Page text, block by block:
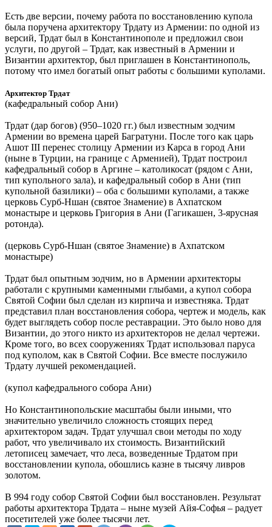
Есть две версии, почему работа по восстановлению купола
была поручена архитектору Трдату из Армении: по одной из
версий, Трдат был в Константинополе и предложил свои
услуги, по другой – Трдат, как известный в Армении и
Византии архитектор, был приглашен в Константинополь,
потому что имел богатый опыт работы с большими куполами.
Архитектор Трдат
(кафедральный собор Ани)
Трдат (дар богов) (950–1020 гг.) был известным зодчим
Армении во времена царей Багратуни. После того как царь
Ашот III перенес столицу Армении из Карса в город Ани
(ныне в Турции, на границе с Арменией), Трдат построил
кафедральный собор в Аргине – католикосат (рядом с Ани,
тип купольного зала), и кафедральный собор в Ани (тип
купольной базилики) – оба с большими куполами, а также
церковь Сурб-Ншан (святое Знамение) в Ахпатском
монастыре и церковь Григория в Ани (Гагикашен, 3-ярусная
ротонда).
(церковь Сурб-Ншан (святое Знамение) в Ахпатском
монастыре)
Трдат был опытным зодчим, но в Армении архитекторы
работали с крупными каменными глыбами, а купол собора
Святой Софии был сделан из кирпича и известняка. Трдат
представил план восстановления собора, чертеж и модель, как
будет выглядеть собор после реставрации. Это было ново для
Византии, до этого никто из архитекторов не делал чертежи.
Кроме того, во всех сооружениях Трдат использовал паруса
под куполом, как в Святой Софии. Все вместе послужило
Трдату лучшей рекомендацией.
(купол кафедрального собора Ани)
Но Константинопольские масштабы были иными, что
значительно увеличило сложность стоящих перед
архитектором задач. Трдат улучшал свои методы по ходу
работ, что увеличивало их стоимость. Византийский
летописец замечает, что леса, возведенные Трдатом при
восстановлении купола, обошлись казне в тысячу ливров
золотом.
В 994 году собор Святой Софии был восстановлен. Результат
работы архитектора Трдата – ныне музей Айя-Софья – радует
посетителей уже более тысячи лет.